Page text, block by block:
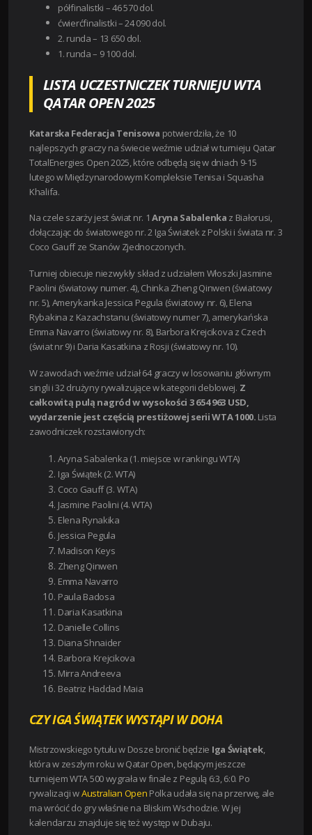
półfinalistki – 46 570 dol.
ćwierćfinalistki – 24 090 dol.
2. runda – 13 650 dol.
1. runda – 9 100 dol.
LISTA UCZESTNICZEK TURNIEJU WTA
QATAR OPEN 2025
Katarska Federacja Tenisowa potwierdziła, że 10
najlepszych graczy na świecie weźmie udział w turnieju Qatar
TotalEnergies Open 2025, które odbędą się w dniach 9-15
lutego w Międzynarodowym Kompleksie Tenisa i Squasha
Khalifa.
Na czele szarży jest świat nr. 1Aryna Sabalenka z Białorusi,
dołączając do światowego nr. 2 Iga Światek z Polski i świata nr. 3
Coco Gauff ze Stanów Zjednoczonych.
Turniej obiecuje niezwykły skład z udziałem Włoszki Jasmine
Paolini (światowy numer. 4), Chinka Zheng Qinwen (światowy
nr. 5), Amerykanka Jessica Pegula (światowy nr. 6), Elena
Rybakina z Kazachstanu (światowy numer 7), amerykańska
Emma Navarro (światowy nr. 8), Barbora Krejcikova z Czech
(świat nr 9) i Daria Kasatkina z Rosji (światowy nr. 10).
W zawodach weźmie udział 64 graczy w losowaniu głównym
singli i 32 drużyny rywalizujące w kategorii deblowej. Z
całkowitą pulą nagród w wysokości 3 654 963 USD,
wydarzenie jest częścią prestiżowej serii WTA 1000. Lista
zawodniczek rozstawionych:
Aryna Sabalenka (1. miejsce w rankingu WTA)
Iga Świątek (2. WTA)
Coco Gauff (3. WTA)
Jasmine Paolini (4. WTA)
Elena Rynakika
Jessica Pegula
Madison Keys
Zheng Qinwen
Emma Navarro
Paula Badosa
Daria Kasatkina
Danielle Collins
Diana Shnaider
Barbora Krejcikova
Mirra Andreeva
Beatriz Haddad Maia
CZY IGA ŚWIĄTEK WYSTĄPI W DOHA
Mistrzowskiego tytułu w Dosze bronić będzie Iga Świątek,
która w zeszłym roku w Qatar Open, będącym jeszcze
turniejem WTA 500 wygrała w finale z Pegulą 6:3, 6:0. Po
rywalizacji wAustralian Open Polka udała się na przerwę, ale
ma wrócić do gry właśnie na Bliskim Wschodzie. W jej
kalendarzu znajduje się też występ w Dubaju.